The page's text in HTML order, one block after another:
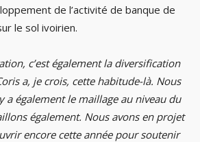
de l’activité de banque de
le sol ivoirien.
c’est également la diversification
a, je crois, cette habitude-là. Nous
a également le maillage au niveau du
également. Nous avons en projet
encore cette année pour soutenir